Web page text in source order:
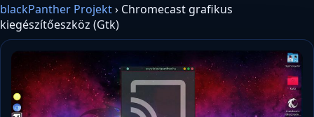
blackPanther Projekt› Chromecast grafikus
kiegészítőeszköz (Gtk)